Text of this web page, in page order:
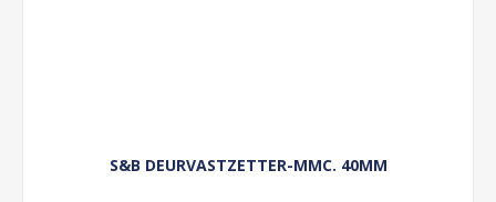
S&B DEURVASTZETTER-MMC. 40MM